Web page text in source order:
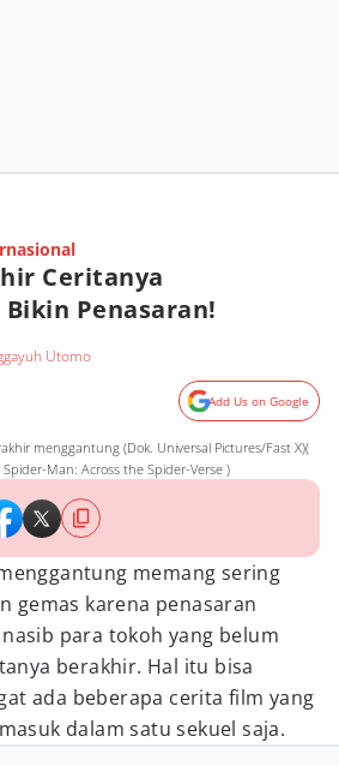
Ceritanya
Penasaran!
Utomo
Add Us on Google
menggantung (Dok. Universal Pictures/Fast X)(
Man: Across the Spider-Verse )
memang sering
gemas karena penasaran
para tokoh yang belum
berakhir. Hal itu bisa
ada beberapa cerita film yang
dalam satu sekuel saja.